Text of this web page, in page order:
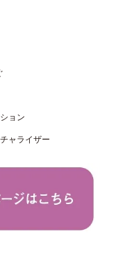
ョン
ャライザー